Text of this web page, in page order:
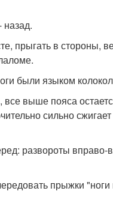
прыгать в стороны,
были языком
выше пояса
сильно
развороты вправо-
прыжки "ноги